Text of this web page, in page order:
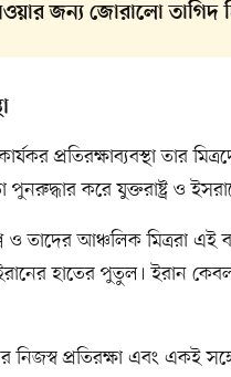
জন্য জোরালো তাগিদ
প্রতিরক্ষাব্যবস্থা তার
পুনরুদ্ধার করে যুক্তরাষ্ট্র ও
ও তাদের আঞ্চলিক মিত্ররা
হাতের পুতুল। ইরান কেবল
নিজস্ব প্রতিরক্ষা এবং একই